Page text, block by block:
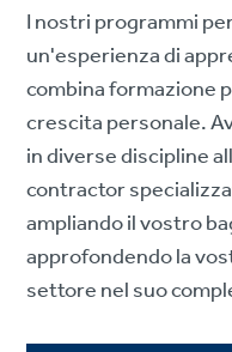
I nostri programmi
un'esperienza di
combina formazione
crescita personale.
in diverse discipline
contractor
ampliando il vostro
approfondendo la
settore nel suo